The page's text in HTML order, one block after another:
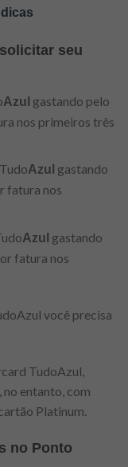
seu
Azul gastando pelo
nos primeiros três
Azul gastando
fatura nos
Azul gastando
fatura nos
você precisa
TudoAzul,
entanto, com
Platinum.
no Ponto